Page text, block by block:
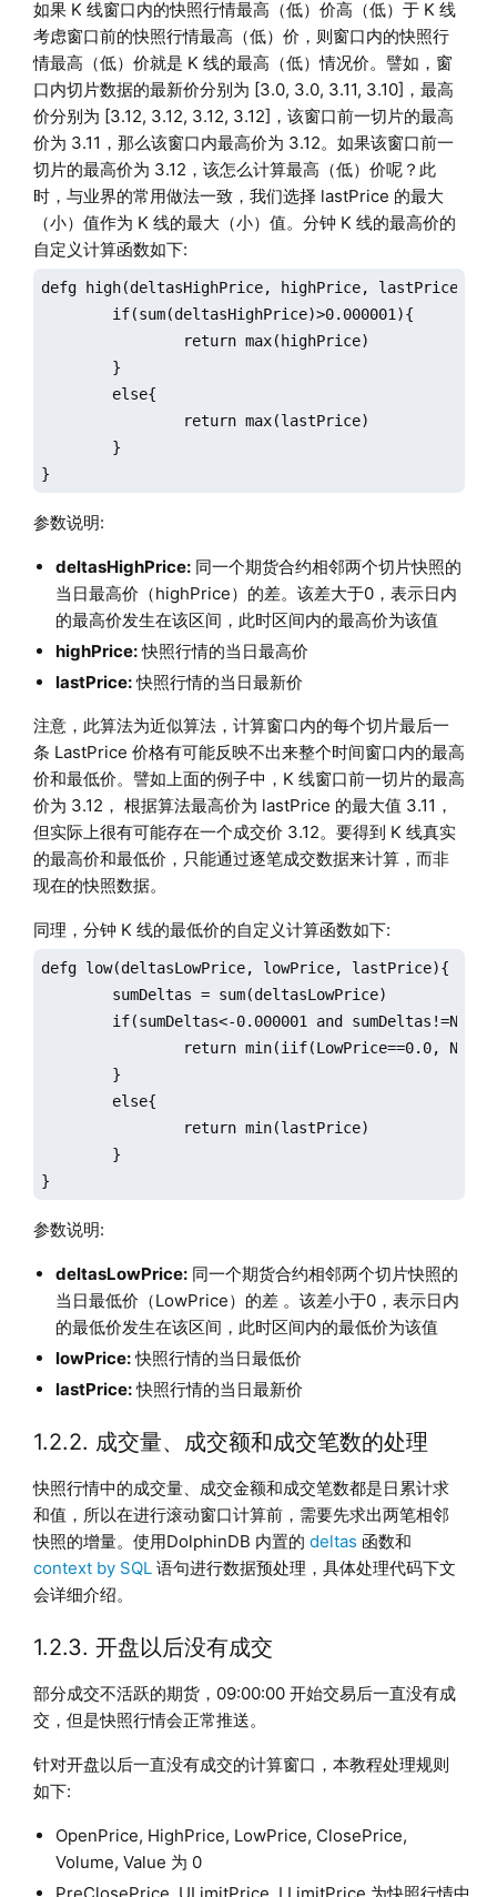
如果 K 线窗口内的快照行情最高（低）价高（低）于 K 线
考虑窗口前的快照行情最高（低）价，则窗口内的快照行
情最高（低）价就是 K 线的最高（低）情况价。譬如，窗
口内切片数据的最新价分别为 [3.0, 3.0, 3.11, 3.10]，最高
价分别为 [3.12, 3.12, 3.12, 3.12]，该窗口前一切片的最高
价为 3.11，那么该窗口内最高价为 3.12。如果该窗口前一
切片的最高价为 3.12，该怎么计算最高（低）价呢？此
时，与业界的常用做法一致，我们选择 lastPrice 的最大
（小）值作为 K 线的最大（小）值。分钟 K 线的最高价的
自定义计算函数如下:
defg high(deltasHighPrice, highPrice, lastPrice){
}
参数说明:
deltasHighPrice:同一个期货合约相邻两个切片快照的
当日最高价（highPrice）的差。该差大于0，表示日内
的最高价发生在该区间，此时区间内的最高价为该值
highPrice:快照行情的当日最高价
lastPrice:快照行情的当日最新价
注意，此算法为近似算法，计算窗口内的每个切片最后一
条 LastPrice 价格有可能反映不出来整个时间窗口内的最高
价和最低价。譬如上面的例子中，K 线窗口前一切片的最高
价为 3.12， 根据算法最高价为 lastPrice 的最大值 3.11，
但实际上很有可能存在一个成交价 3.12。要得到 K 线真实
的最高价和最低价，只能通过逐笔成交数据来计算，而非
现在的快照数据。
同理，分钟 K 线的最低价的自定义计算函数如下:
defg low(deltasLowPrice, lowPrice, lastPrice){
}
参数说明:
deltasLowPrice:同一个期货合约相邻两个切片快照的
当日最低价（LowPrice）的差 。该差小于0，表示日内
的最低价发生在该区间，此时区间内的最低价为该值
lowPrice:快照行情的当日最低价
lastPrice:快照行情的当日最新价
1.2.2. 成交量、成交额和成交笔数的处理
快照行情中的成交量、成交金额和成交笔数都是日累计求
和值，所以在进行滚动窗口计算前，需要先求出两笔相邻
快照的增量。使用DolphinDB 内置的 deltas 函数和
context by SQL语句进行数据预处理，具体处理代码下文
会详细介绍。
1.2.3. 开盘以后没有成交
部分成交不活跃的期货，09:00:00 开始交易后一直没有成
交，但是快照行情会正常推送。
针对开盘以后一直没有成交的计算窗口，本教程处理规则
如下:
OpenPrice, HighPrice, LowPrice, ClosePrice,
Volume, Value 为 0
PreClosePrice, ULimitPrice, LLimitPrice 为快照行情中